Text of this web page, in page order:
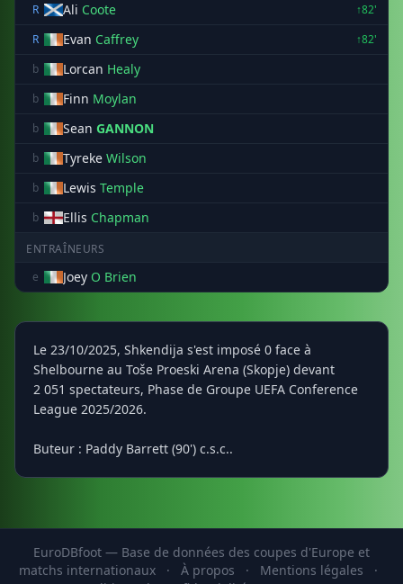
R
Ali Coote
↑82'
R
Evan Caffrey
↑82'
b
Lorcan Healy
b Finn Moylan
b Sean GANNON
b Tyreke Wilson
b Lewis Temple
b Ellis Chapman
ENTRAÎNEURS
e
Joey O Brien
Le 23/10/2025, Shkendija s'est imposé 0 face à
Shelbourne au Toše Proeski Arena (Skopje) devant
2 051 spectateurs, Phase de Groupe UEFA Conference
League 2025/2026.
Buteur : Paddy Barrett (90') c.s.c..
EuroDBfoot — Base de données des coupes d'Europe et
matchs internationaux
· À propos · Mentions légales
·